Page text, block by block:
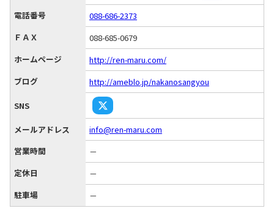
電話番号
088-686-2373
ＦＡＸ
088-685-0679
ホームページ
http://ren-maru.com/
ブログ
http://ameblo.jp/nakanosangyou
SNS
メールアドレス
info@ren-maru.com
営業時間
－
定休日
－
駐車場
－